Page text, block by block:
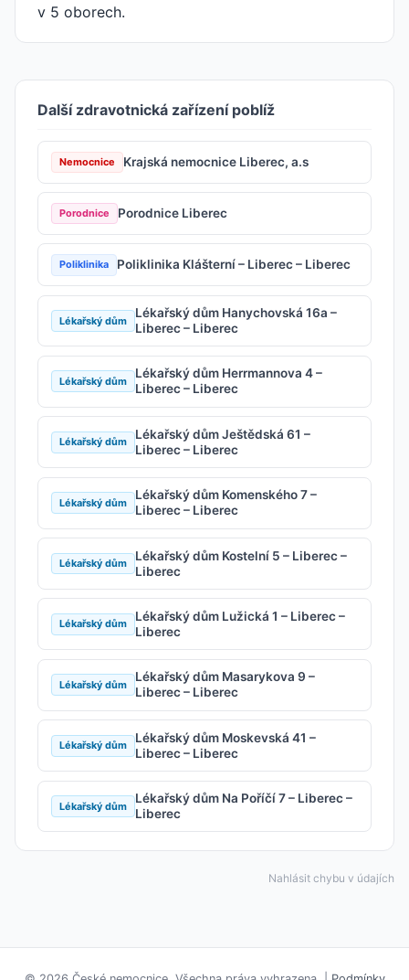
v 5 oborech.
Další zdravotnická zařízení poblíž
Nemocnice Krajská nemocnice Liberec, a.s
Porodnice Porodnice Liberec
Poliklinika Poliklinika Klášterní – Liberec – Liberec
Lékařský dům
Lékařský dům Hanychovská 16a –
Liberec – Liberec
Lékařský dům
Lékařský dům Herrmannova 4 –
Liberec – Liberec
Lékařský dům
Lékařský dům Ještědská 61 –
Liberec – Liberec
Lékařský dům
Lékařský dům Komenského 7 –
Liberec – Liberec
Lékařský dům
Lékařský dům Kostelní 5 – Liberec –
Liberec
Lékařský dům
Lékařský dům Lužická 1 – Liberec –
Liberec
Lékařský dům
Lékařský dům Masarykova 9 –
Liberec – Liberec
Lékařský dům
Lékařský dům Moskevská 41 –
Liberec – Liberec
Lékařský dům
Lékařský dům Na Poříčí 7 – Liberec –
Liberec
Nahlásit chybu v údajích